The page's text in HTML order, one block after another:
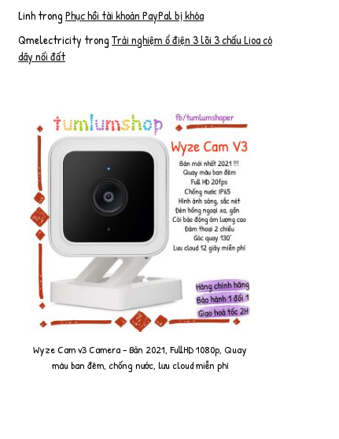
LinhtrongPhục hồi tài khoản PayPal bị khóa
Qmelectricity trongTrải nghiệm ổ điện 3 lõi 3 chấu Lioa có
dây nối đất
Wyze Cam v3 Camera - Bản 2021, FullHD 1080p, Quay
màu ban đêm, chống nước, lưu cloud miễn phí